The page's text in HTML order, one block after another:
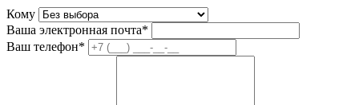
Кому
Ваша электронная почта*
Ваш телефон*